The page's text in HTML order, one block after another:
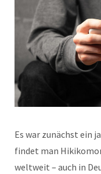
Es war zunächst ein
findet man
weltweit – auch in